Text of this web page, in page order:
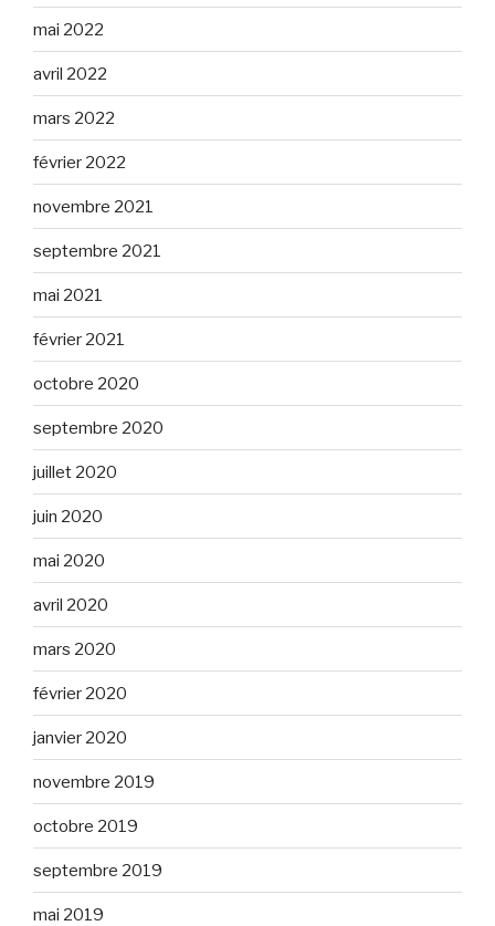
mai 2022
avril 2022
mars 2022
février 2022
novembre 2021
septembre 2021
mai 2021
février 2021
octobre 2020
septembre 2020
juillet 2020
juin 2020
mai 2020
avril 2020
mars 2020
février 2020
janvier 2020
novembre 2019
octobre 2019
septembre 2019
mai 2019